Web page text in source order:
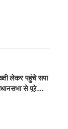
लेकर पहुंचे सपा
से पूरे
गया निलंबित